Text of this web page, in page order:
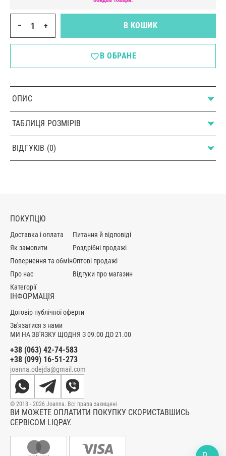
− + В КОШИК
В ОБРАНЕ
ОПИС
ТАБЛИЦЯ РОЗМІРІВ
ВІДГУКІВ (0)
МИ НА ЗВ'ЯЗКУ ЩОДНЯ З 09.00 ДО 21.00
+38 (063) 42-74-583
+38 (099) 16-51-273
joanna.odejda@gmail.com
ПОКУПЦЮ
Доставка і оплата
Як замовити
Повернення та обмін
Про нас
Категорії
Питання й відповіді
Роздрібні продажі
Оптові продажі
Відгуки про магазин
ІНФОРМАЦІЯ
Договір публічної оферти
Зв'язатися з нами
ВИ МОЖЕТЕ ОПЛАТИТИ ПОКУПКУ СКОРИСТАВШИСЬ
СЕРВІСОМ LIQPAY.
© 2018 - 2026 Joanna. Всі права захищені